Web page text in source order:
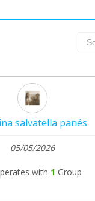
salvatella panés
05/05/2026
with 1 Group